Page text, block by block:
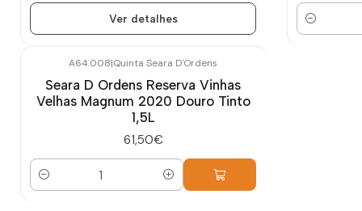
Ver detalhes
Quantidade
A64.008|Quinta Seara D'Ordens
Seara D Ordens Reserva Vinhas
Velhas Magnum 2020 Douro Tinto
1,5L
61,50€
Quantidade